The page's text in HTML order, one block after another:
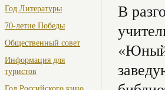
Год Литературы
70-летие Победы
Общественный совет
Информация для
туристов
В
«Юный